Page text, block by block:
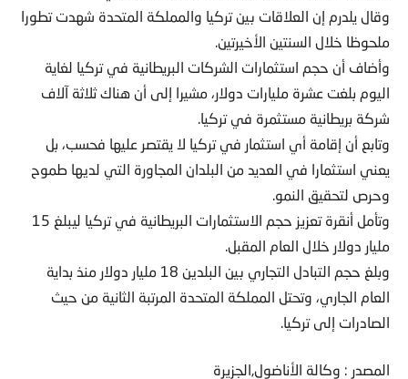
وقال يلدرم إن العلاقات بين تركيا والمملكة المتحدة شهدت تطورا
ملحوظا خلال السنتين الأخيرتين.
وأضاف أن حجم استثمارات الشركات البريطانية في تركيا لغاية
اليوم بلغت عشرة مليارات دولار، مشيرا إلى أن هناك ثلاثة آلاف
شركة بريطانية مستثمرة في تركيا.
وتابع أن إقامة أي استثمار في تركيا لا يقتصر عليها فحسب، بل
يعني استثمارا في العديد من البلدان المجاورة التي لديها طموح
وحرص لتحقيق النمو.
وتأمل أنقرة تعزيز حجم الاستثمارات البريطانية في تركيا ليبلغ 15
مليار دولار خلال العام المقبل.
وبلغ حجم التبادل التجاري بين البلدين 18 مليار دولار منذ بداية
العام الجاري، وتحتل المملكة المتحدة المرتبة الثانية من حيث
الصادرات إلى تركيا.
المصدر : وكالة الأناضول,الجزيرة